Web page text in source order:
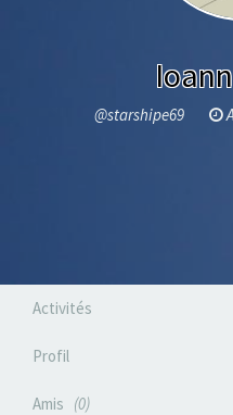
@starshipe69
Activités
Profil
Amis 0